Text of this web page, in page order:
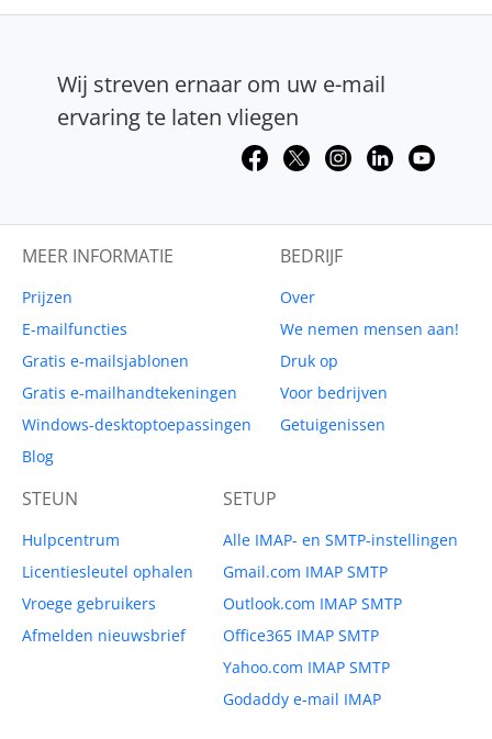
Wij streven ernaar om uw e-mail
ervaring te laten vliegen
MEER INFORMATIE
Prijzen
E-mailfuncties
Gratis e-mailsjablonen
Gratis e-mailhandtekeningen
Windows-desktoptoepassingen
Blog
BEDRIJF
Over
We nemen mensen aan!
Druk op
Voor bedrijven
Getuigenissen
STEUN
Hulpcentrum
Licentiesleutel ophalen
Vroege gebruikers
Afmelden nieuwsbrief
SETUP
Alle IMAP- en SMTP-instellingen
Gmail.com IMAP SMTP
Outlook.com IMAP SMTP
Office365 IMAP SMTP
Yahoo.com IMAP SMTP
Godaddy e-mail IMAP